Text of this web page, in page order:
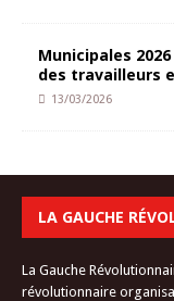
Municipales
des travailleurs
13/03/2026
LA GAUCHE
La Gauche
révolutionnaire